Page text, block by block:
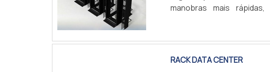
manobras mais
acomoda com facilidade
de TI, apesar de s.
RACK DATA CENTER